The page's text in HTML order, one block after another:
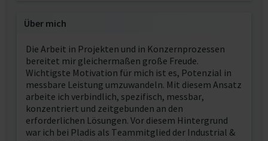
Über mich
Die Arbeit in Projekten und in Konzernprozessen
bereitet mir gleichermaßen große Freude.
Wichtigste Motivation für mich ist es, Potenzial in
messbare Leistung umzuwandeln. Mit diesem Ansatz
arbeite ich verbindlich, spezifisch, messbar,
konzentriert und zeitgebunden an den
erforderlichen Lösungen. Vor diesem Hintergrund
war ich bei Pladis als Teammitglied der Industrial &